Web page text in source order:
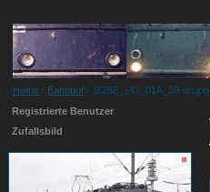
Home / Bahnhof / 11258_141_01A_39-db.jpg
Registrierte Benutzer
Zufallsbild